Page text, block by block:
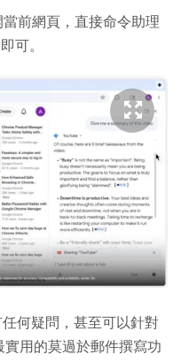
前網頁，直接命令助理
可。
何疑問，甚至可以針對
用的莫過於郵件撰寫功